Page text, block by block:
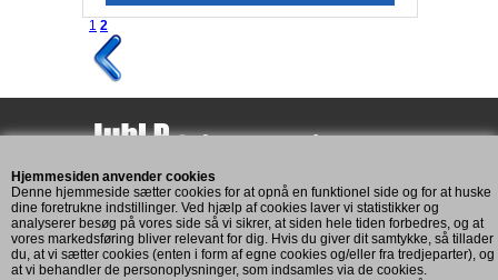
Hjemmesiden anvender cookies
Denne hjemmeside sætter cookies for at opnå en funktionel side og for at huske
dine foretrukne indstillinger. Ved hjælp af cookies laver vi statistikker og
analyserer besøg på vores side så vi sikrer, at siden hele tiden forbedres, og at
vores markedsføring bliver relevant for dig. Hvis du giver dit samtykke, så tillader
du, at vi sætter cookies (enten i form af egne cookies og/eller fra tredjeparter), og
at vi behandler de personoplysninger, som indsamles via de cookies.
1 2
Assensvej 193
5771 Stenstrup
CVR: 11269893